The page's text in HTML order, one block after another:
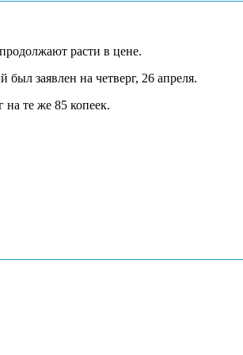
расти в цене.
заявлен на четверг, 26 апреля.
те же 85 копеек.